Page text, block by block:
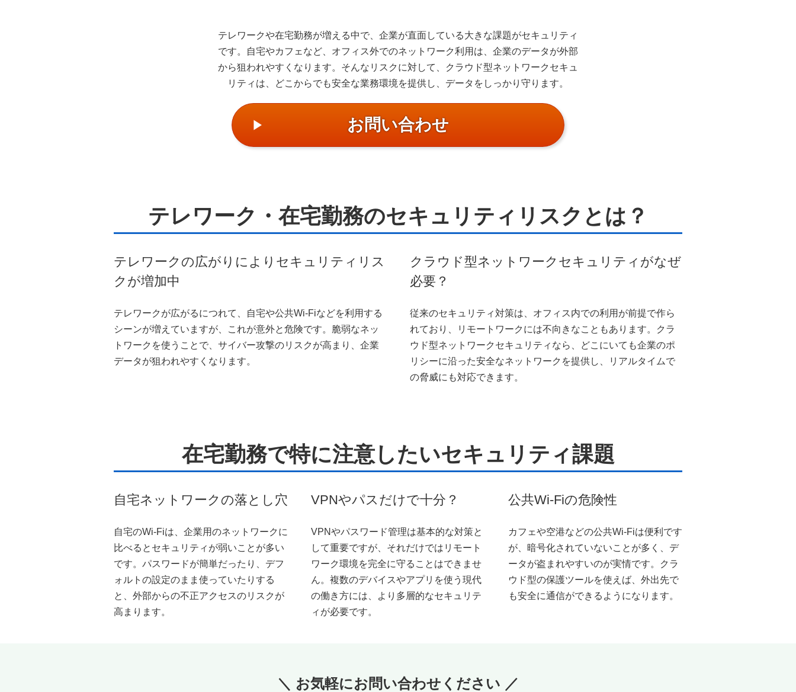
テレワークや在宅勤務が増える中で、企業が直面している大きな課題がセキュリティ
です。自宅やカフェなど、オフィス外でのネットワーク利用は、企業のデータが外部
から狙われやすくなります。そんなリスクに対して、クラウド型ネットワークセキュ
リティは、どこからでも安全な業務環境を提供し、データをしっかり守ります。
お問い合わせ
テレワーク・在宅勤務のセキュリティリスクとは？
テレワークの広がりによりセキュリティリス
クが増加中
テレワークが広がるにつれて、自宅や公共Wi-Fiなどを利用する
シーンが増えていますが、これが意外と危険です。脆弱なネッ
トワークを使うことで、サイバー攻撃のリスクが高まり、企業
データが狙われやすくなります。
クラウド型ネットワークセキュリティがなぜ
必要？
従来のセキュリティ対策は、オフィス内での利用が前提で作ら
れており、リモートワークには不向きなこともあります。クラ
ウド型ネットワークセキュリティなら、どこにいても企業のポ
リシーに沿った安全なネットワークを提供し、リアルタイムで
の脅威にも対応できます。
在宅勤務で特に注意したいセキュリティ課題
自宅ネットワークの落とし穴
自宅のWi-Fiは、企業用のネットワークに
比べるとセキュリティが弱いことが多い
です。パスワードが簡単だったり、デフ
ォルトの設定のまま使っていたりする
と、外部からの不正アクセスのリスクが
高まります。
VPNやパスだけで十分？
VPNやパスワード管理は基本的な対策と
して重要ですが、それだけではリモート
ワーク環境を完全に守ることはできませ
ん。複数のデバイスやアプリを使う現代
の働き方には、より多層的なセキュリテ
ィが必要です。
公共Wi-Fiの危険性
カフェや空港などの公共Wi-Fiは便利です
が、暗号化されていないことが多く、デ
ータが盗まれやすいのが実情です。クラ
ウド型の保護ツールを使えば、外出先で
も安全に通信ができるようになります。
＼ お気軽にお問い合わせください ／